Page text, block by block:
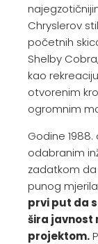
Chryslerov
početnih
Shelby
kao
otvorenim
ogromnim
Godine 1988.
odabranim
zadatkom
punog
prvi put da
šira javnost
projektom.